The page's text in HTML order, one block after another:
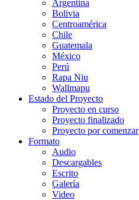
Argentina
Bolivia
Centroamérica
Chile
Guatemala
México
Perú
Rapa Niu
Wallmapu
Estado del Proyecto
Proyecto en curso
Proyecto finalizado
Proyecto por comenzar
Formato
Audio
Descargables
Escrito
Galería
Video